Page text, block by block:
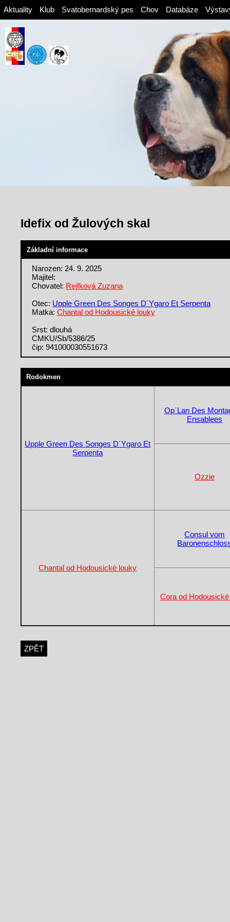
Aktuality Klub Svatobernardský pes Chov Databáze
Idefix od Žulových skal
Základní informace
Narozen: 24. 9. 2025
Majitel:
Chovatel: Rejfková Zuzana
Otec: Upple Green Des Songes D´Ygaro Et Serpenta
Matka: Chantal od Hodousické louky
Srst: dlouhá
CMKU/Sb/5386/25
čip: 941000030551673
Rodokmen
Upple Green Des Songes D´Ygaro Et
Serpenta
Op´Lan Des
Ensablees
Ozzie
Chantal od Hodousické louky
Consul vom
Cora od
ZPĚT